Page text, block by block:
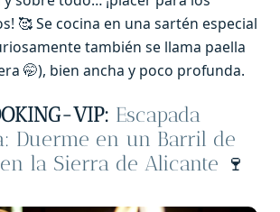
🥰 Se cocina en una sartén especial
también se llama paella
🤭), bien ancha y poco profunda.
VIP: Escapada
Duerme en un Barril de
la Sierra de Alicante 🍷